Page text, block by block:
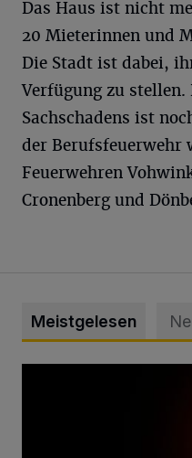
Das Haus ist nicht
20 Mieterinnen und
Die Stadt ist dabei,
Verfügung zu stellen.
Sachschadens ist
der Berufsfeuerwehr
Feuerwehren
Cronenberg und
Meistgelesen